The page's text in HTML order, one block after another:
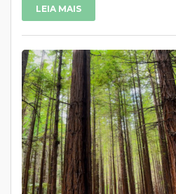
LEIA MAIS